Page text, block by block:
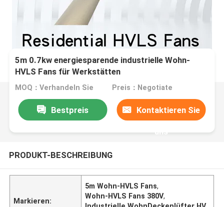
5m 0.7kw energiesparende industrielle Wohn-
HVLS Fans für Werkstätten
MOQ：Verhandeln Sie Preis：Negotiate
Bestpreis Kontaktieren Sie
uns
PRODUKT-BESCHREIBUNG
Markieren:
5m Wohn-HVLS Fans,
Wohn-HVLS Fans 380V,